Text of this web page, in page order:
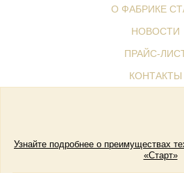
О ФАБРИКЕ
НОВОСТИ
ПРАЙС-
КОНТАКТЫ
Узнайте подробнее о преимуществах
«Старт»